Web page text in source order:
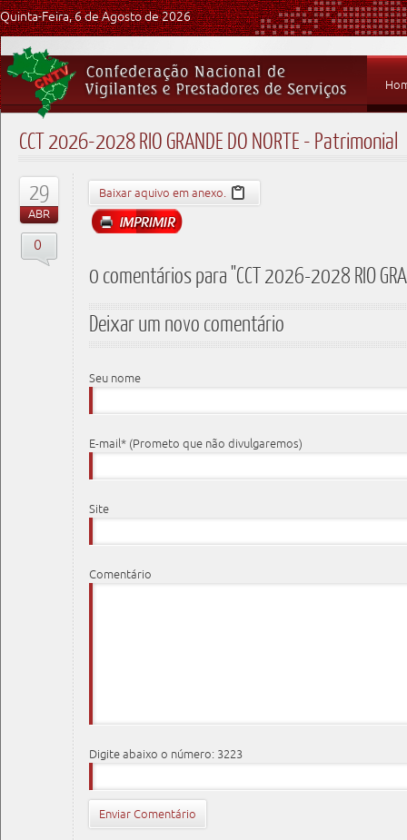
Quinta-Feira, 6 de Agosto de 2026
CCT 2026-2028 RIO GRANDE DO NORTE - Patrimonial
29
ABR
0
Baixar aquivo em anexo.
0 comentários para "CCT 2026-2028 RIO
Deixar um novo comentário
Seu nome
E-mail* (Prometo que não divulgaremos)
Site
Comentário
Digite abaixo o número: 3223